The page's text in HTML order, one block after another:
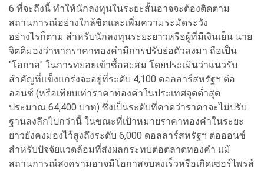
6 ที่จะถึงนี้ ทำให้นักลงทุนในระยะสั้นอาจจะต้องติดตาม
สถานการณ์อย่างใกล้ชิดและเพิ่มความระมัดระวัง
อย่างไรก็ตาม สำหรับนักลงทุนระยะยาวหรือผู้ที่มีเงินเย็น นาย
จิตติมองว่าหากราคาทองคำมีการปรับย่อตัวลงมา ถือเป็น
"โอกาส" ในการทยอยเข้าซื้อสะสม โดยประเมินว่าแนวรับ
สำคัญที่แข็งแกร่งจะอยู่ที่ระดับ 4,100 ดอลลาร์สหรัฐฯ ต่อ
ออนซ์ (หรือเทียบเท่าราคาทองคำในประเทศจุดต่ำสุด
ประมาณ 64,400 บาท) ซึ่งเป็นระดับที่คาดว่าราคาจะไม่ปรับ
ฐานลงลึกไปกว่านี้ ในขณะที่เป้าหมายราคาทองคำในระยะ
ยาวยังคงมองไว้สูงถึงระดับ 6,000 ดอลลาร์สหรัฐฯ ต่อออนซ์
สำหรับปัจจัยแวดล้อมที่ส่งผลกระทบต่อตลาดทองคำ แม้
สถานการณ์สงครามอาจมีโอกาสจบลงเร็วหรือเกิดเซอร์ไพรส์